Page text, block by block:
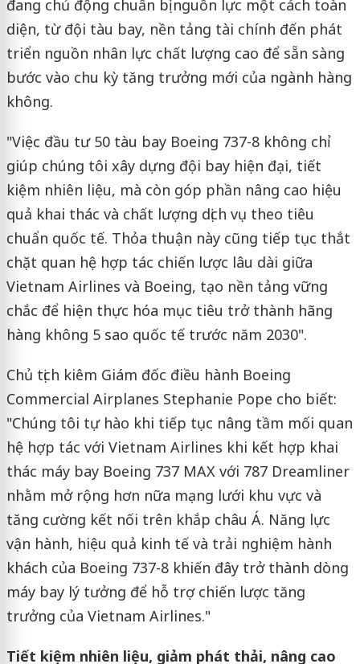
đang chủ động chuẩn bị nguồn lực một cách toàn
diện, từ đội tàu bay, nền tảng tài chính đến phát
triển nguồn nhân lực chất lượng cao để sẵn sàng
bước vào chu kỳ tăng trưởng mới của ngành hàng
không.
"Việc đầu tư 50 tàu bay Boeing 737-8 không chỉ
giúp chúng tôi xây dựng đội bay hiện đại, tiết
kiệm nhiên liệu, mà còn góp phần nâng cao hiệu
quả khai thác và chất lượng dịch vụ theo tiêu
chuẩn quốc tế. Thỏa thuận này cũng tiếp tục thắt
chặt quan hệ hợp tác chiến lược lâu dài giữa
Vietnam Airlines và Boeing, tạo nền tảng vững
chắc để hiện thực hóa mục tiêu trở thành hãng
hàng không 5 sao quốc tế trước năm 2030".
Chủ tịch kiêm Giám đốc điều hành Boeing
Commercial Airplanes Stephanie Pope cho biết:
"Chúng tôi tự hào khi tiếp tục nâng tầm mối quan
hệ hợp tác với Vietnam Airlines khi kết hợp khai
thác máy bay Boeing 737 MAX với 787 Dreamliner
nhằm mở rộng hơn nữa mạng lưới khu vực và
tăng cường kết nối trên khắp châu Á. Năng lực
vận hành, hiệu quả kinh tế và trải nghiệm hành
khách của Boeing 737-8 khiến đây trở thành dòng
máy bay lý tưởng để hỗ trợ chiến lược tăng
trưởng của Vietnam Airlines."
Tiết kiệm nhiên liệu, giảm phát thải, nâng cao